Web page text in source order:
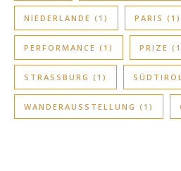
NIEDERLANDE (1) PARIS (1)
PERFORMANCE (1) PRIZE
STRASSBURG (1) SÜDTIROL
WANDERAUSSTELLUNG (1)